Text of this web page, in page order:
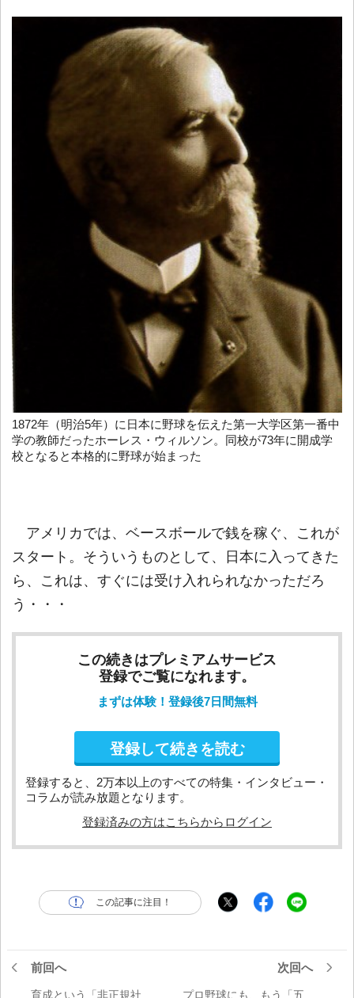
1872年（明治5年）に日本に野球を伝えた第一大学区第一番中
学の教師だったホーレス・ウィルソン。同校が73年に開成学
校となると本格的に野球が始まった
アメリカでは、ベースボールで銭を稼ぐ、これが
スタート。そういうものとして、日本に入ってきた
ら、これは、すぐには受け入れられなかっただろ
う・・・
この続きはプレミアムサービス
登録でご覧になれます。
まずは体験！登録後7日間無料
登録して続きを読む
登録すると、2万本以上のすべての特集・インタビュー・
コラムが読み放題となります。
登録済みの方はこちらからログイン
この記事に注目！
前回へ
育成という「非正規社
次回へ
プロ野球にも、もう「五